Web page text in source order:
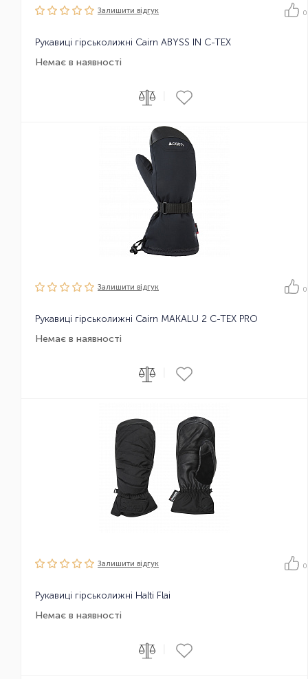
Залишити вiдгук 0
Рукавиці гірськолижні Cairn ABYSS IN C-TEX
Немає в наявності
Залишити вiдгук 0
Рукавиці гірськолижні Cairn MAKALU 2 C-TEX PRO
Немає в наявності
Залишити вiдгук 0
Рукавиці гірськолижні Halti Flai
Немає в наявності